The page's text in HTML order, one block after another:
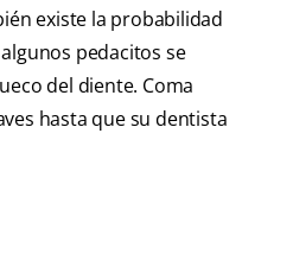
existe la probabilidad
pedacitos se
del diente. Coma
hasta que su dentista